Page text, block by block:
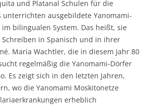
und Platanal Schulen für die
unterrichten ausgebildete Yanomami-
bilingualen System. Das heißt, sie
in Spanisch und in ihrer
Maria Wachtler, die in diesem Jahr 80
regelmäßig die Yanomami-Dörfer
Es zeigt sich in den letzten Jahren,
wo die Yanomami Moskitonetze
erheblich